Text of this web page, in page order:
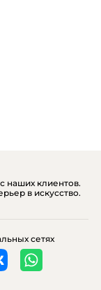
наших клиентов.
в искусство.
сетях